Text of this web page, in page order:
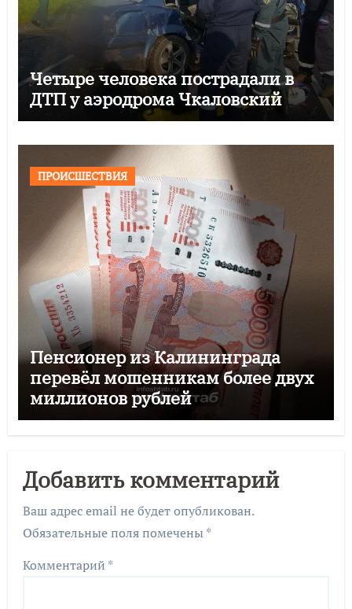
Четыре человека пострадали в
ДТП у аэродрома Чкаловский
ПРОИСШЕСТВИЯ
Пенсионер из Калининграда
перевёл мошенникам более двух
миллионов рублей
Добавить комментарий
Ваш адрес email не будет опубликован.
Обязательные поля помечены *
Комментарий *